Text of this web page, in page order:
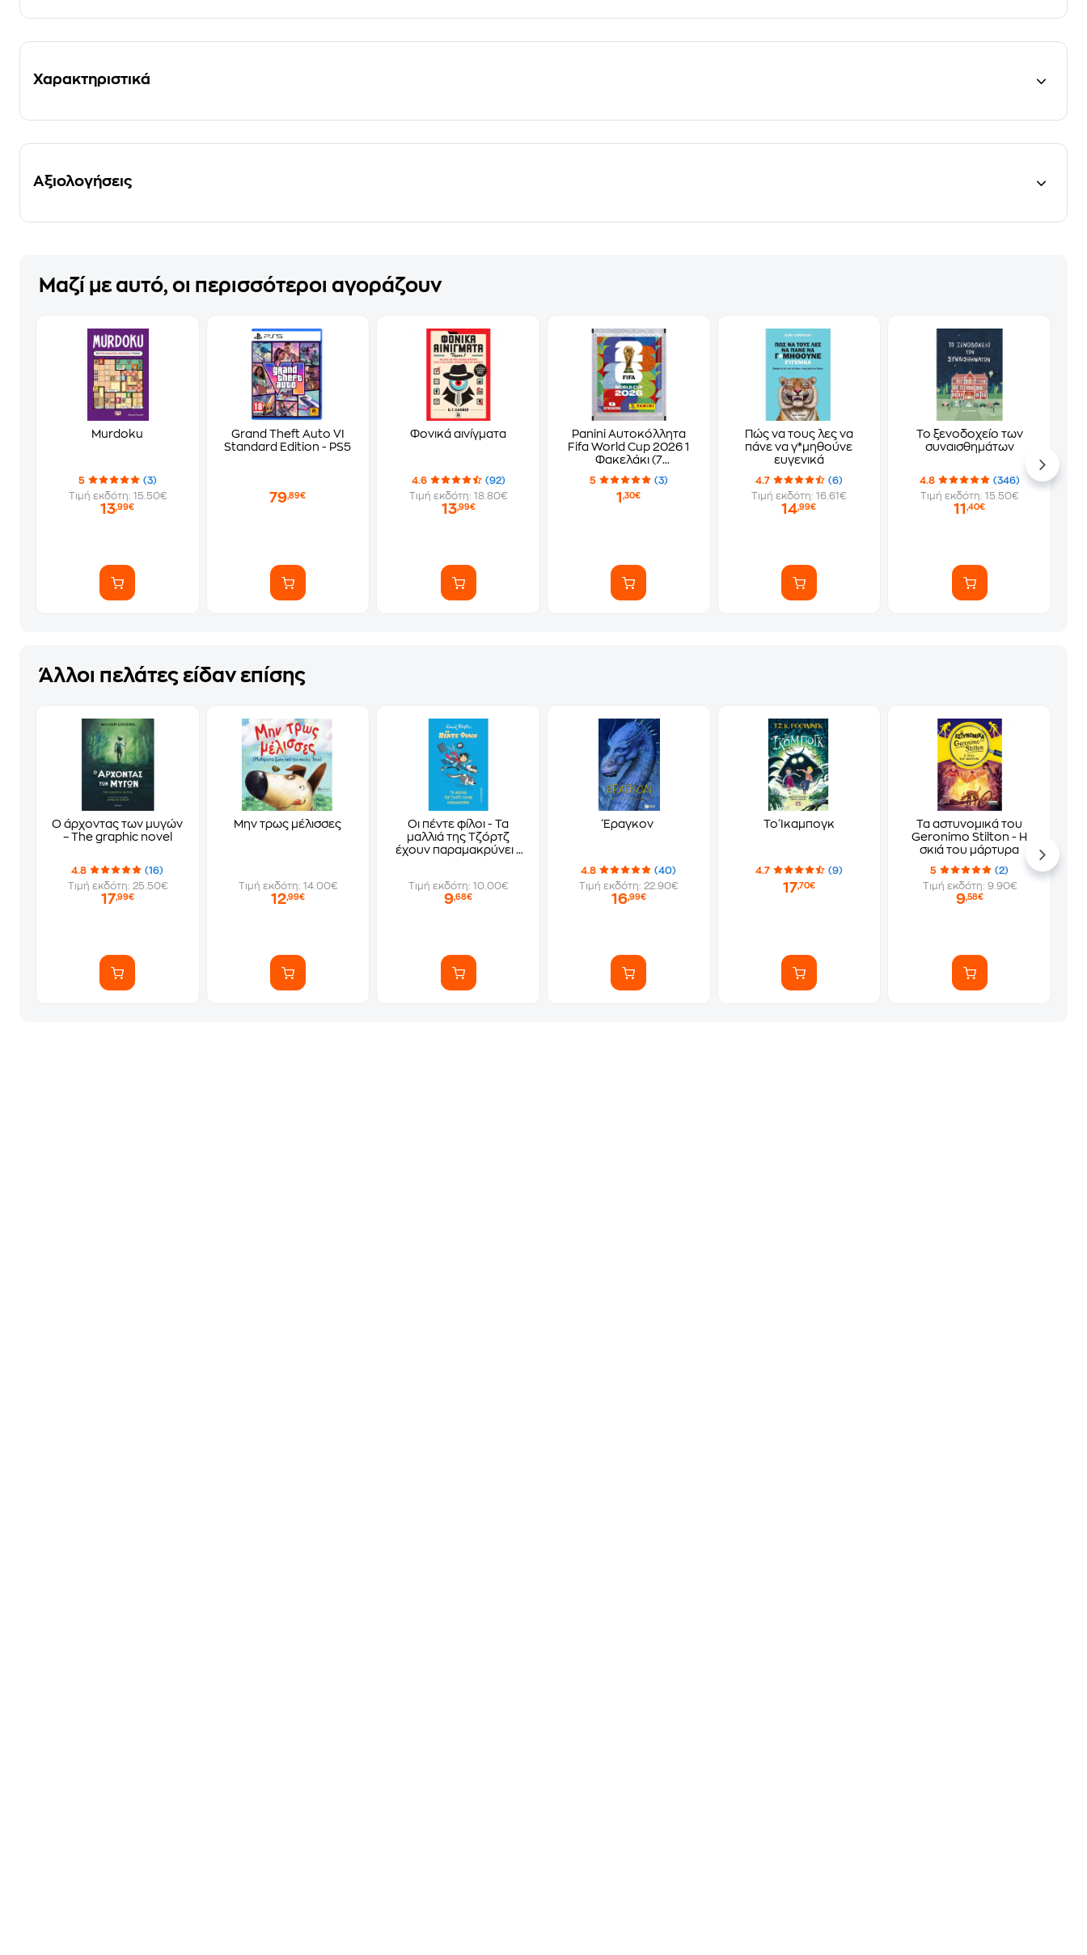
Χαρακτηριστικά
Αξιολογήσεις
Μαζί με αυτό, οι περισσότεροι αγοράζουν
Murdoku
5
(3)
Τιμή εκδότη: 15.50€
13,99€
Grand Theft Auto VI
Standard Edition - PS5
79,89€
Φονικά αινίγματα
4.6
(92)
Τιμή εκδότη: 18.80€
13,99€
Panini Αυτοκόλλητα
Fifa World Cup 2026 1
Φακελάκι (7
Αυτοκόλλητα)
5 (3)
1,30€
Πώς να τους λες να
πάνε να γ*μηθούνε
ευγενικά
4.7
(6)
Τιμή εκδότη: 16.61€
14,99€
Το ξενοδοχείο των
συναισθημάτων
4.8
(346)
Τιμή εκδότη: 15.50€
11,40€
Άλλοι πελάτες είδαν επίσης
Ο άρχοντας των μυγών
– The graphic novel
4.8
(16)
Τιμή εκδότη: 25.50€
17,99€
Μην τρως μέλισσες
Τιμή εκδότη: 14.00€
12,99€
Οι πέντε φίλοι - Τα
μαλλιά της Τζόρτζ
έχουν παραμακρύνει -
Τιμή εκδότη: 10.00€
9,68€
Έραγκον
4.8
(40)
Τιμή εκδότη: 22.90€
16,99€
Το Ίκαμπογκ
4.7 (9)
17,70€
Τα αστυνομικά του
Geronimo Stilton - Η
σκιά του μάρτυρα
5
(2)
Τιμή εκδότη: 9.90€
9,58€